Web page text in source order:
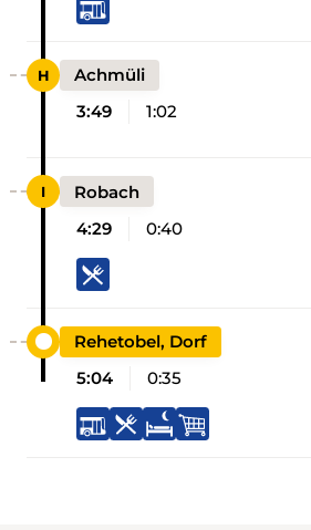
Achmüli
3:49
1:02
Robach
4:29
0:40
Rehetobel, Dorf
5:04
0:35